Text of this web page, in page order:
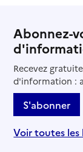
Abonnez-
Recevez
d'information :
S'abonner
Voir toutes